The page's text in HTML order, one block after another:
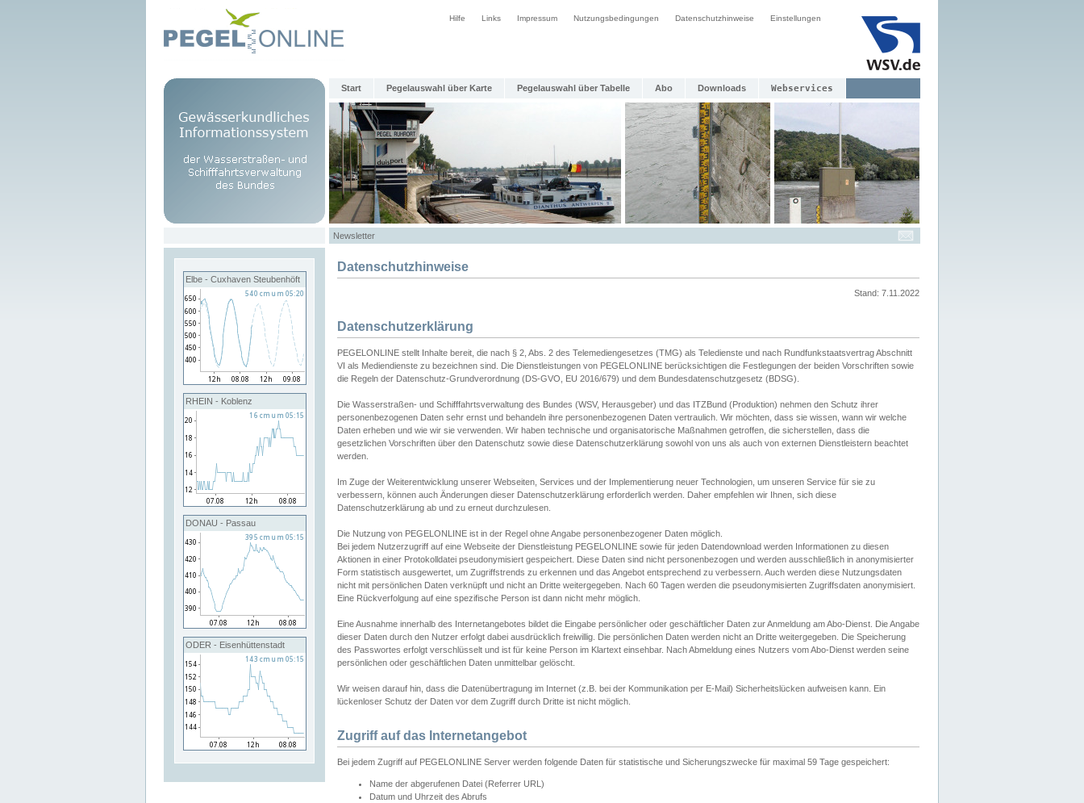
Hilfe Links Impressum Nutzungsbedingungen Datenschutzhinweise Einstellungen
Start Pegelauswahl über Karte Pegelauswahl über Tabelle Abo Downloads Webservices
Newsletter
Elbe - Cuxhaven Steubenhöft
RHEIN - Koblenz
DONAU - Passau
ODER - Eisenhüttenstadt
Datenschutzhinweise
Stand: 7.11.2022
Datenschutzerklärung
PEGELONLINE stellt Inhalte bereit, die nach § 2, Abs. 2 des Telemediengesetzes (TMG) als Teledienste und nach Rundfunkstaatsvertrag Abschnitt
VI als Mediendienste zu bezeichnen sind. Die Dienstleistungen von PEGELONLINE berücksichtigen die Festlegungen der beiden Vorschriften sowie
die Regeln der Datenschutz-Grundverordnung (DS-GVO, EU 2016/679) und dem Bundesdatenschutzgesetz (BDSG).
Die Wasserstraßen- und Schifffahrtsverwaltung des Bundes (WSV, Herausgeber) und das ITZBund (Produktion) nehmen den Schutz ihrer
personenbezogenen Daten sehr ernst und behandeln ihre personenbezogenen Daten vertraulich. Wir möchten, dass sie wissen, wann wir welche
Daten erheben und wie wir sie verwenden. Wir haben technische und organisatorische Maßnahmen getroffen, die sicherstellen, dass die
gesetzlichen Vorschriften über den Datenschutz sowie diese Datenschutzerklärung sowohl von uns als auch von externen Dienstleistern beachtet
werden.
Im Zuge der Weiterentwicklung unserer Webseiten, Services und der Implementierung neuer Technologien, um unseren Service für sie zu
verbessern, können auch Änderungen dieser Datenschutzerklärung erforderlich werden. Daher empfehlen wir Ihnen, sich diese
Datenschutzerklärung ab und zu erneut durchzulesen.
Die Nutzung von PEGELONLINE ist in der Regel ohne Angabe personenbezogener Daten möglich.
Bei jedem Nutzerzugriff auf eine Webseite der Dienstleistung PEGELONLINE sowie für jeden Datendownload werden Informationen zu diesen
Aktionen in einer Protokolldatei pseudonymisiert gespeichert. Diese Daten sind nicht personenbezogen und werden ausschließlich in anonymisierter
Form statistisch ausgewertet, um Zugriffstrends zu erkennen und das Angebot entsprechend zu verbessern. Auch werden diese Nutzungsdaten
nicht mit persönlichen Daten verknüpft und nicht an Dritte weitergegeben. Nach 60 Tagen werden die pseudonymisierten Zugriffsdaten anonymisiert.
Eine Rückverfolgung auf eine spezifische Person ist dann nicht mehr möglich.
Eine Ausnahme innerhalb des Internetangebotes bildet die Eingabe persönlicher oder geschäftlicher Daten zur Anmeldung am Abo-Dienst. Die Angabe
dieser Daten durch den Nutzer erfolgt dabei ausdrücklich freiwillig. Die persönlichen Daten werden nicht an Dritte weitergegeben. Die Speicherung
des Passwortes erfolgt verschlüsselt und ist für keine Person im Klartext einsehbar. Nach Abmeldung eines Nutzers vom Abo-Dienst werden seine
persönlichen oder geschäftlichen Daten unmittelbar gelöscht.
Wir weisen darauf hin, dass die Datenübertragung im Internet (z.B. bei der Kommunikation per E-Mail) Sicherheitslücken aufweisen kann. Ein
lückenloser Schutz der Daten vor dem Zugriff durch Dritte ist nicht möglich.
Zugriff auf das Internetangebot
Bei jedem Zugriff auf PEGELONLINE Server werden folgende Daten für statistische und Sicherungszwecke für maximal 59 Tage gespeichert:
Name der abgerufenen Datei (Referrer URL)
Datum und Uhrzeit des Abrufs